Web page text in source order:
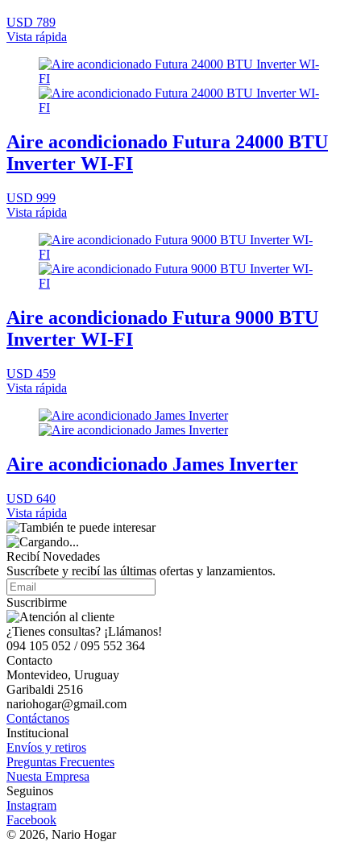
USD 789
Vista rápida
Aire acondicionado Futura 24000 BTU
Inverter WI-FI
USD 999
Vista rápida
Aire acondicionado Futura 9000 BTU
Inverter WI-FI
USD 459
Vista rápida
Aire acondicionado James Inverter
USD 640
Vista rápida
Recibí Novedades
Suscríbete y recibí las últimas ofertas y lanzamientos.
Suscribirme
¿Tienes consultas? ¡Llámanos!
094 105 052 / 095 552 364
Contacto
Montevideo, Uruguay
Garibaldi 2516
nariohogar@gmail.com
Contáctanos
Institucional
Envíos y retiros
Preguntas Frecuentes
Nuesta Empresa
Seguinos
Instagram
Facebook
© 2026, Nario Hogar